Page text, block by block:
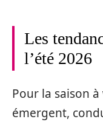
Les
l’été 2026
Pour la saison
émergent,